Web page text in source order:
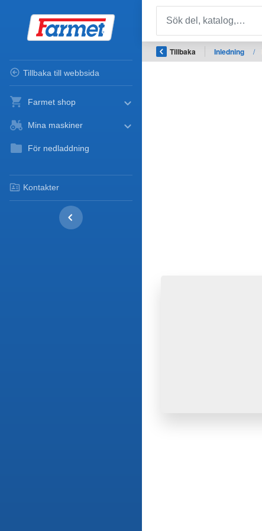
Tillbaka till webbsida
Farmet shop
Mina maskiner
För nedladdning
Kontakter
Tillbaka Inledning /